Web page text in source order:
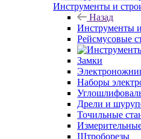
Инструменты и
Назад
Инструменты и
Рейсмусовые
Замки
Наборы
Дрели и
Точильные
Штроборезы